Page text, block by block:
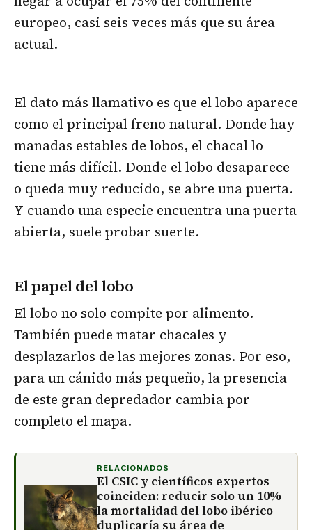
europeo, casi seis veces más que su área
actual.
El dato más llamativo es que el lobo aparece
como el principal freno natural. Donde hay
manadas estables de lobos, el chacal lo
tiene más difícil. Donde el lobo desaparece
o queda muy reducido, se abre una puerta.
Y cuando una especie encuentra una puerta
abierta, suele probar suerte.
El papel del lobo
El lobo no solo compite por alimento.
También puede matar chacales y
desplazarlos de las mejores zonas. Por eso,
para un cánido más pequeño, la presencia
de este gran depredador cambia por
completo el mapa.
RELACIONADOS
El CSIC y científicos expertos
coinciden: reducir solo un 10%
la mortalidad del lobo ibérico
duplicaría su área de